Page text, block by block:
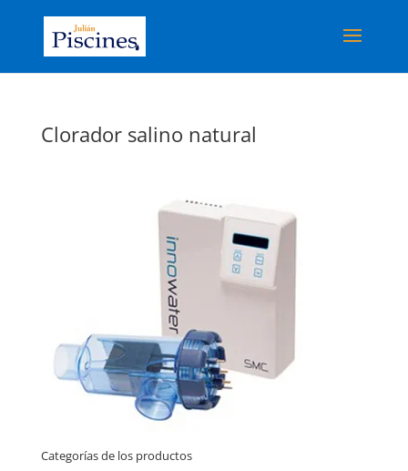
Clorador salino natural
Categorías de los productos